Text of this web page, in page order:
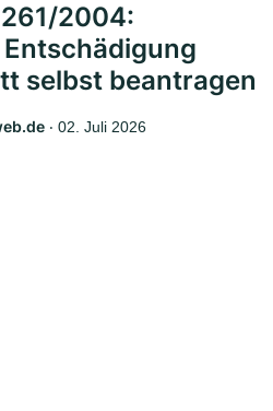
2004:
selbst beantragen
‧ 02. Juli 2026